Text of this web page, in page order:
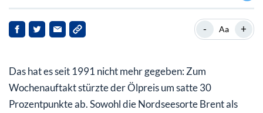
Weitere Förderdrosselung gescheitert
Anleger reagieren panisch
- Aa +
Das hat es seit 1991 nicht mehr gegeben: Zum
Wochenauftakt stürzte der Ölpreis um satte 30
Prozentpunkte ab. Sowohl die Nordseesorte Brent als